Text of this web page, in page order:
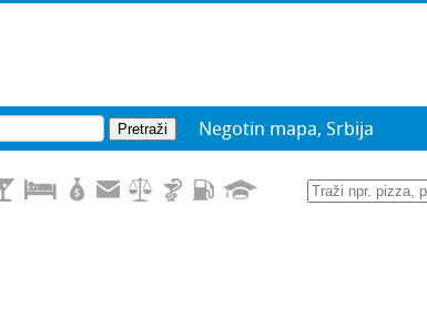
Negotin mapa, Srbija